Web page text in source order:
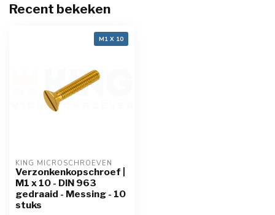
Recent bekeken
M1 X 10
KING MICROSCHROEVEN
Verzonkenkopschroef |
M1 x 10 - DIN 963
gedraaid - Messing - 10
stuks